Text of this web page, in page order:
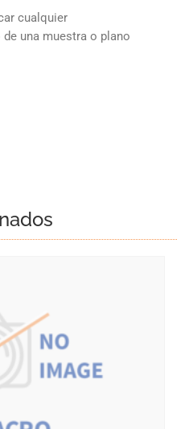
cualquier
una muestra o plano